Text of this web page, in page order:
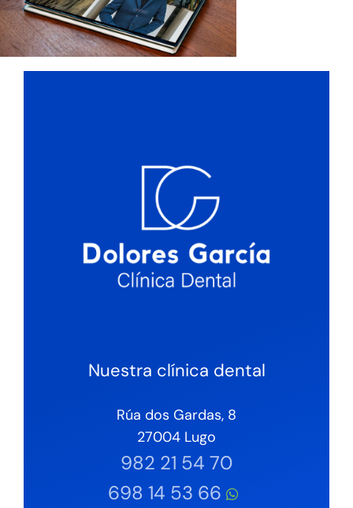
Nuestra clínica dental
Rúa dos Gardas, 8
27004 Lugo
982 21 54 70
698 14 53 66